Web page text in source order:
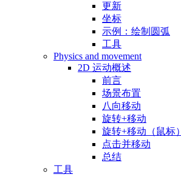
更新
坐标
示例：绘制圆弧
工具
Physics and movement
2D 运动概述
前言
场景布置
八向移动
旋转+移动
旋转+移动（鼠标）
点击并移动
总结
工具